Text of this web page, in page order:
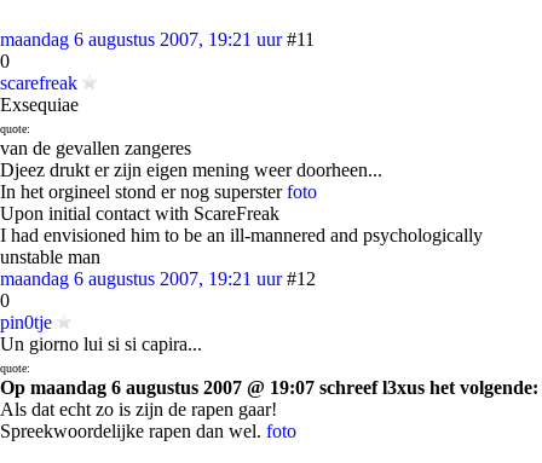
maandag 6 augustus 2007, 19:21 uur #11
0
scarefreak
Exsequiae
quote:
van de gevallen zangeres
Djeez drukt er zijn eigen mening weer doorheen...
In het orgineel stond er nog supersterfoto
Upon initial contact with ScareFreak
I had envisioned him to be an ill-mannered and psychologically
unstable man
maandag 6 augustus 2007, 19:21 uur #12
0
pin0tje
Un giorno lui si si capira...
quote:
Op maandag 6 augustus 2007 @ 19:07 schreef l3xus het volgende:
Als dat echt zo is zijn de rapen gaar!
Spreekwoordelijke rapen dan wel. foto